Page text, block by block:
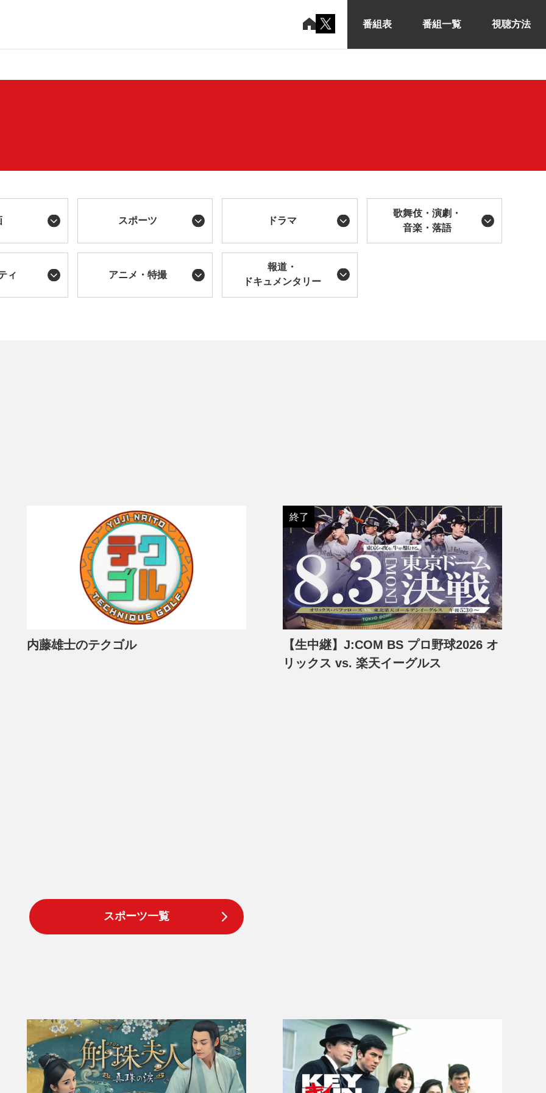
番組表 番組一覧 視聴方法
スポーツ ドラマ
歌舞伎・演劇・
音楽・落語
ィ アニメ・特撮
報道・
ドキュメンタリー
内藤雄士のテクゴル
終了
【生中継】J:COM BS プロ野球2026 オ
リックス vs. 楽天イーグルス
スポーツ一覧